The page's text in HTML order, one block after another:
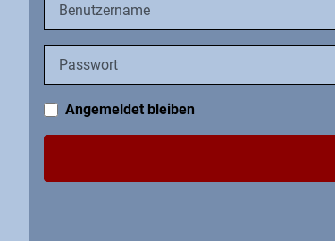
Angemeldet bleiben